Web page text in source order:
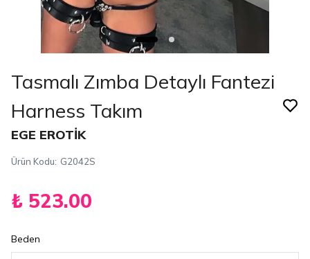
Tasmalı Zımba Detaylı Fantezi
Harness Takım
EGE EROTİK
Ürün Kodu: G2042S
₺ 523.00
Beden